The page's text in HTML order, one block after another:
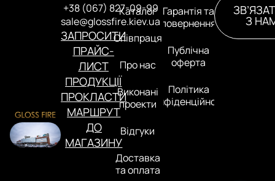
+38 (067) 827-09-99
sale@glossfire.kiev.ua
ЗАПРОСИТИ
ПРАЙС-
ЛИСТ
ПРОДУКЦІЇ
ПРОКЛАСТИ
МАРШРУТ
ДО
МАГАЗИНУ
Каталог
Співпраця
Про нас
Виконані
проекти
Відгуки
Доставка
та оплата
Гарантія та
повернення
Публічна
оферта
Політика
конфіденційності
З